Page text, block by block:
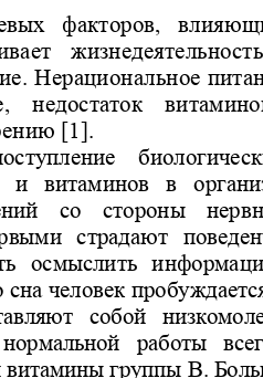
факторов,
. Нерациональное
недостаток
[1].
и  витаминов  в
со  стороны
страдают  пове
осмыслить
сна человек
собой
работы
группы В.